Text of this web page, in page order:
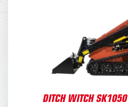
DITCH WITCH
660,-